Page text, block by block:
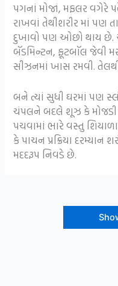
પગનાં મોજાં, મફલર વગેરે
રાખવાં તેથીશરીર માં પણ
દુખાવો પણ ઓછો થાય છે.
બૅડમિન્ટન, ફૂટબૉલ જેવી
સીઝનમાં ખાસ રમવી.
બને ત્યાં સુધી ઘરમાં પણ
ચંપલને બદલે શૂઝ કે મોજડી
પચવામાં ભારે વસ્તુ
કે પાચન પ્રક્રિયા દરમ્યાન
મદદરૂપ નિવડે છે.